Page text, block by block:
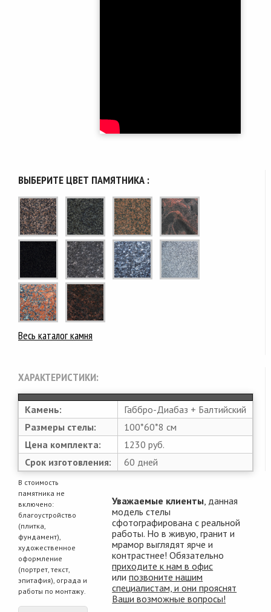
ВЫБЕРИТЕ ЦВЕТ ПАМЯТНИКА :
Весь каталог камня
ХАРАКТЕРИСТИКИ:
Камень:
Габбро-Диабаз + Балтийский
Размеры стелы:
100*60*8 см
Цена комплекта:
1230 руб.
Срок изготовления:
60 дней
В стоимость
памятника не
включено:
благоустройство
(плитка,
фундамент),
художественное
оформление
(портрет, текст,
эпитафия), ограда и
работы по монтажу.
Уважаемые клиенты , данная
модель стелы
сфотографирована с реальной
работы. Но в живую, гранит и
мрамор выглядят ярче и
контрастнее! Обязательно
приходите к нам в офис
илипозвоните нашим
специалистам, и они прояснят
Ваши возможные вопросы!